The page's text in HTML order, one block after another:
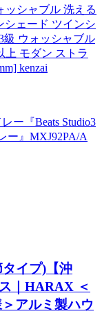
ッシャブル 洗える
ェード ツインシ
級 ウォッシャブル
上 モダン ストラ
kenzai
ー『Beats Studio3
ー』MXJ92PA/A
イプ)【沖
｜HARAX ＜
アルミ製ハウ